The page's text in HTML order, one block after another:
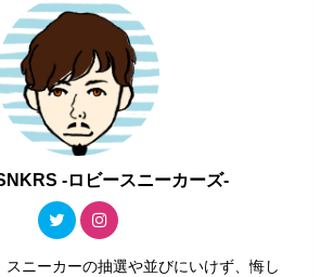
-ロビースニーカーズ-
スニーカーの抽選や並びにいけず、悔し